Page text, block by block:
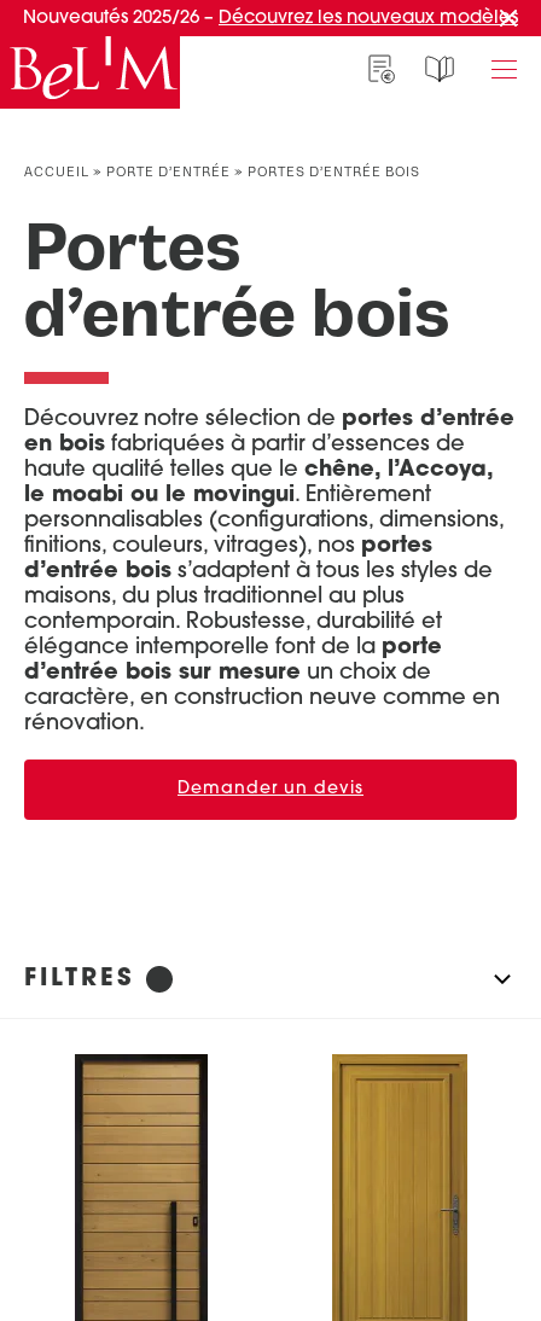
Nouveautés 2025/26 – Découvrez les nouveaux modèles
Portes d’entrée
Portes de service
Portes d’entrée grand trafic
Portes d’entrée classiques
Portes d’entrée vitrées
Portes d'entrée pleines
PAR MATÉRIAU
Portes d’entrée Aluminium
Portes d’entrée Acier
Portes d’entrée Mixte Bois / Alu
Portes d’entrée Bois
Marquises
Luminaires
Témoignages clients
Idées d'aménagement
Une entrée sur mesure
RÉUSSIR MON PROJET
Conseils de pro
Normes & fiscalité
VIVRE AVEC SA PORTE
Entretien et réglages
ACCUEIL » PORTE D’ENTRÉE » PORTES D’ENTRÉE BOIS
Portes
d’entrée bois
Découvrez notre sélection de portes d’entrée
en bois fabriquées à partir d’essences de
haute qualité telles que le chêne, l’Accoya,
le moabi ou le movingui. Entièrement
personnalisables (configurations, dimensions,
finitions, couleurs, vitrages), nos portes
d’entrée bois s’adaptent à tous les styles de
maisons, du plus traditionnel au plus
contemporain. Robustesse, durabilité et
élégance intemporelle font de la porte
d’entrée bois sur mesure un choix de
caractère, en construction neuve comme en
rénovation.
Demander un devis
FILTRES
appliquer les filtres
Réinitialiser les filtres